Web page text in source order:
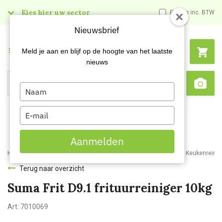
Kies hier uw sector Prijzen inc. BTW
Search
Menu
Home Webshop Schoonmaakartikelen Reinigingsmiddelen
Terug naar overzicht
Suma Frit D9.1 frituurreiniger 10kg
Art: 7010069
Nieuwsbrief
Meld je aan en blijf op de hoogte van het laatste
nieuws
Type
your
name
Type
your
email
Aanmelden